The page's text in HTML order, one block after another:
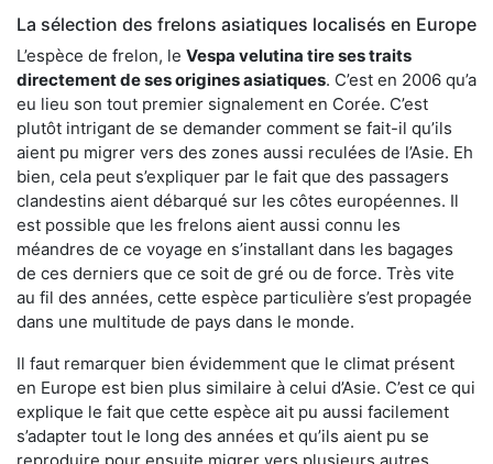
La sélection des frelons asiatiques localisés en Europe
L’espèce de frelon, le Vespa velutina tire ses traits
directement de ses origines asiatiques. C’est en 2006 qu’a
eu lieu son tout premier signalement en Corée. C’est
plutôt intrigant de se demander comment se fait-il qu’ils
aient pu migrer vers des zones aussi reculées de l’Asie. Eh
bien, cela peut s’expliquer par le fait que des passagers
clandestins aient débarqué sur les côtes européennes. Il
est possible que les frelons aient aussi connu les
méandres de ce voyage en s’installant dans les bagages
de ces derniers que ce soit de gré ou de force. Très vite
au fil des années, cette espèce particulière s’est propagée
dans une multitude de pays dans le monde.
Il faut remarquer bien évidemment que le climat présent
en Europe est bien plus similaire à celui d’Asie. C’est ce qui
explique le fait que cette espèce ait pu aussi facilement
s’adapter tout le long des années et qu’ils aient pu se
reproduire pour ensuite migrer vers plusieurs autres